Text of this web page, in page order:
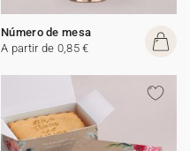
Número de mesa
A partir de 0,85 €